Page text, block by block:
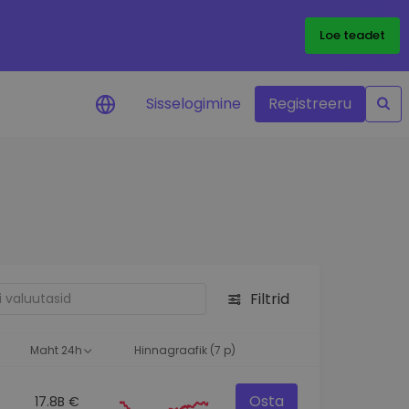
Loe teadet
Sisselogimine Registreeru
Filtrid
Maht 24h Hinnagraafik (7 p)
17.8B € Osta